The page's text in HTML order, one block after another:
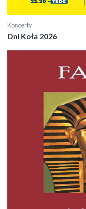
Koncerty
Dni Koła 2026